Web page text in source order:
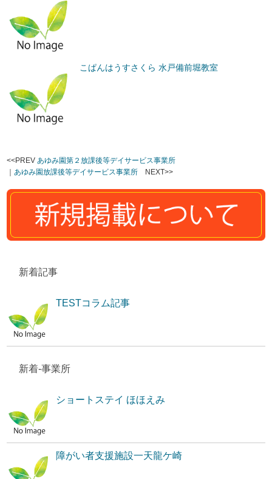
こぱんはうすさくら 水戸備前堀教室
<<PREV あゆみ園第２放課後等デイサービス事業所
｜ あゆみ園放課後等デイサービス事業所 NEXT>>
新着記事
TESTコラム記事
新着-事業所
ショートステイ ほほえみ
障がい者支援施設一天龍ケ崎